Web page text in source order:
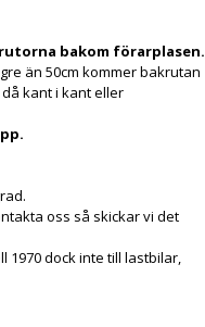
bakom förarplasen.
än 50cm kommer bakrutan
kant i kant eller
oss så skickar vi det
1970 dock inte till lastbilar,